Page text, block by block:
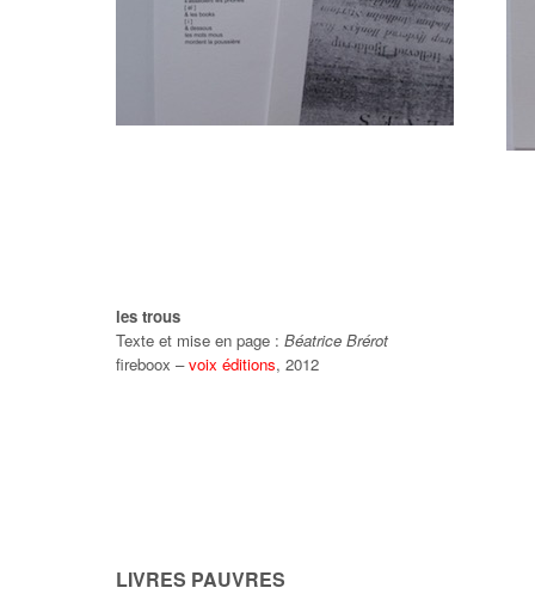
les trous
Texte et mise en page : Béatrice Brérot
fireboox –voix éditions, 2012
LIVRES PAUVRES